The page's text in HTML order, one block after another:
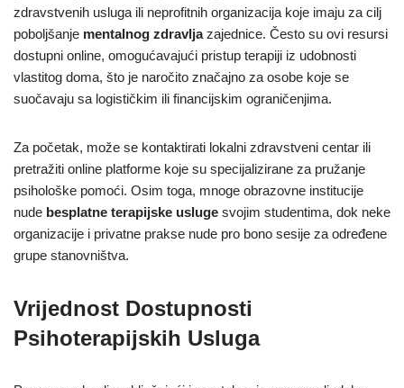
zdravstvenih usluga ili neprofitnih organizacija koje imaju za cilj
poboljšanje mentalnog zdravljazajednice. Često su ovi resursi
dostupni online, omogućavajući pristup terapiji iz udobnosti
vlastitog doma, što je naročito značajno za osobe koje se
suočavaju sa logističkim ili financijskim ograničenjima.
Za početak, može se kontaktirati lokalni zdravstveni centar ili
pretražiti online platforme koje su specijalizirane za pružanje
psihološke pomoći. Osim toga, mnoge obrazovne institucije
nude besplatne terapijske usluge svojim studentima, dok neke
organizacije i privatne prakse nude pro bono sesije za određene
grupe stanovništva.
Vrijednost Dostupnosti
Psihoterapijskih Usluga